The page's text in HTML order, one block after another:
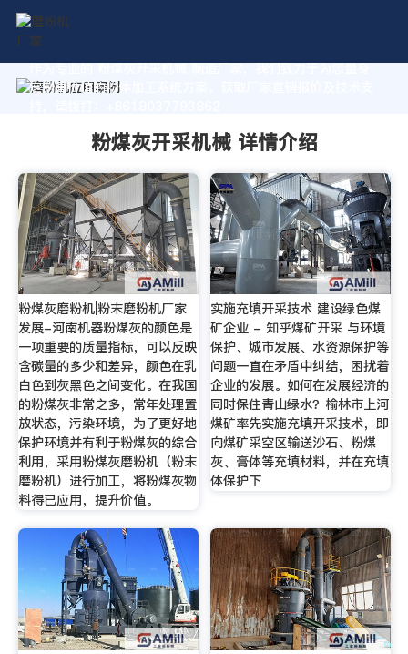
作为专业的 粉煤灰开采机械 制造厂家，我们致力于为您量身
定制高价值的粉体加工系统方案。获取厂家直销报价及技术支
粉煤灰开采机械 详情介绍
粉煤灰磨粉机|粉末磨粉机厂家
发展-河南机器粉煤灰的颜色是
一项重要的质量指标，可以反映
含碳量的多少和差异，颜色在乳
白色到灰黑色之间变化。在我国
的粉煤灰非常之多，常年处理置
放状态，污染环境，为了更好地
保护环境并有利于粉煤灰的综合
利用，采用粉煤灰磨粉机（粉末
磨粉机）进行加工，将粉煤灰物
料得已应用，提升价值。
实施充填开采技术 建设绿色煤
矿企业 - 知乎煤矿开采 与环境
保护、城市发展、水资源保护等
问题一直在矛盾中纠结，困扰着
企业的发展。如何在发展经济的
同时保住青山绿水？榆林市上河
煤矿率先实施充填开采技术，即
向煤矿采空区输送沙石、粉煤
灰、膏体等充填材料，并在充填
体保护下